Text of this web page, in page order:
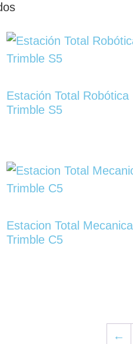
Estación Total Robótica
Trimble S5
Estacion Total Mecanica
Trimble C5
←